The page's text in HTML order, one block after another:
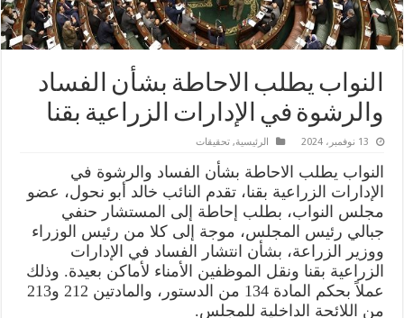
النواب يطلب الاحاطة بشأن الفساد
والرشوة في الإدارات الزراعية بقنا
13 نوفمبر، 2024 الرئيسية,تحقيقات
النواب يطلب الاحاطة بشأن الفساد والرشوة في
الإدارات الزراعية بقنا، تقدم النائب خالد أبو نحول، عضو
مجلس النواب، بطلب إحاطة إلى المستشار حنفي
جبالي رئيس المجلس، موجة إلى كلا من رئيس الوزراء
ووزير الزراعة، بشأن انتشار الفساد في الإدارات
الزراعية بقنا ونقل الموظفين الأمناء لأماكن بعيدة. وذلك
عملاً بحكم المادة 134 من الدستور، والمادتين 212 و213
من اللائحة الداخلية للمجلس.